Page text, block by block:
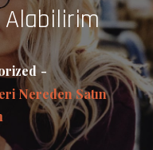
Nereden Satın